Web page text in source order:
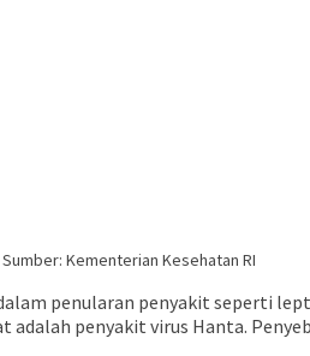
Kementerian Kesehatan RI
penularan penyakit seperti
penyakit virus Hanta.